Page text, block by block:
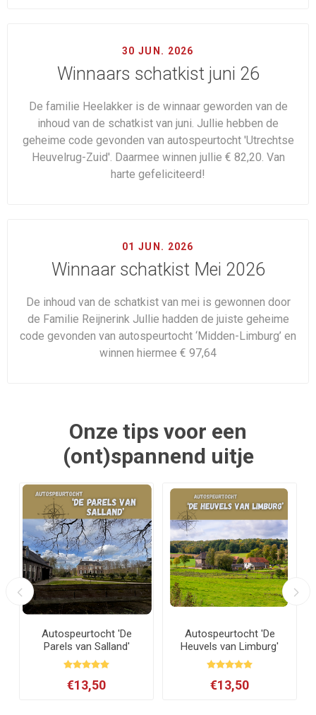
30 JUN. 2026
Winnaars schatkist juni 26
De familie Heelakker is de winnaar geworden van de
inhoud van de schatkist van juni. Jullie hebben de
geheime code gevonden van autospeurtocht 'Utrechtse
Heuvelrug-Zuid'. Daarmee winnen jullie € 82,20. Van
harte gefeliciteerd!
01 JUN. 2026
Winnaar schatkist Mei 2026
De inhoud van de schatkist van mei is gewonnen door
de Familie Reijnerink Jullie hadden de juiste geheime
code gevonden van autospeurtocht ‘Midden-Limburg’ en
winnen hiermee € 97,64
Onze tips voor een
(ont)spannend uitje
Autospeurtocht 'De
Parels van Salland'
€13,50
Autospeurtocht 'De
Heuvels van Limburg'
€13,50